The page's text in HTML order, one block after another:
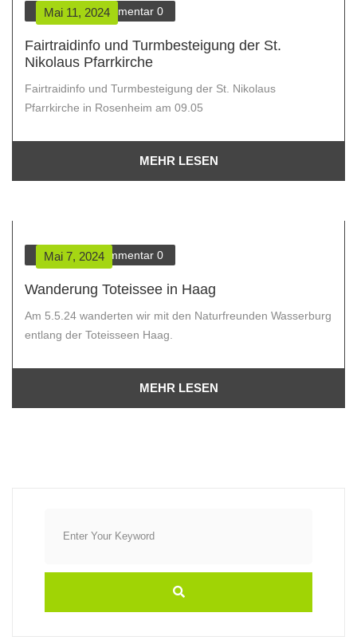
Mai 11, 2024
Verein Kommentar 0
Fairtraidinfo und Turmbesteigung der St.
Nikolaus Pfarrkirche
Fairtraidinfo und Turmbesteigung der St. Nikolaus
Pfarrkirche in Rosenheim am 09.05
MEHR LESEN
Mai 7, 2024
Verein Kommentar 0
Wanderung Toteissee in Haag
Am 5.5.24 wanderten wir mit den Naturfreunden Wasserburg
entlang der Toteisseen Haag.
MEHR LESEN